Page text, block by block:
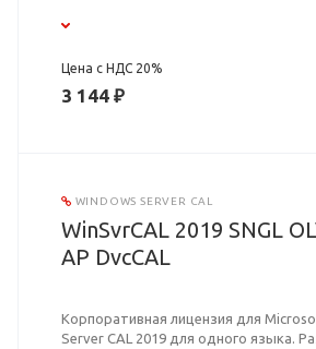
Цена с НДС 20%
3 144 ₽
WINDOWS SERVER CAL
WinSvrCAL 2019 SNGL
AP DvcCAL
Корпоративная лицензия для
Server CAL 2019 для одного языка.